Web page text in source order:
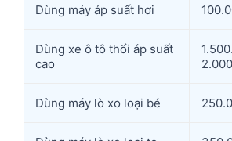
Dùng máy áp suất hơi
Dùng xe ô tô thổi áp suất
cao
Dùng máy lò xo loại bé